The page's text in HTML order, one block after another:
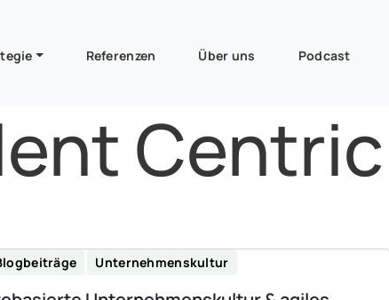
Referenzen Über uns Podcast
Centric
Unternehmenskultur